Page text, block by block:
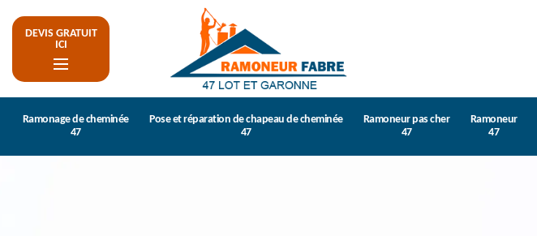
DEVIS GRATUIT
ICI
Ramonage de cheminée
47
Pose et réparation de chapeau de cheminée
47
Ramoneur pas cher
47
Ramoneur
47